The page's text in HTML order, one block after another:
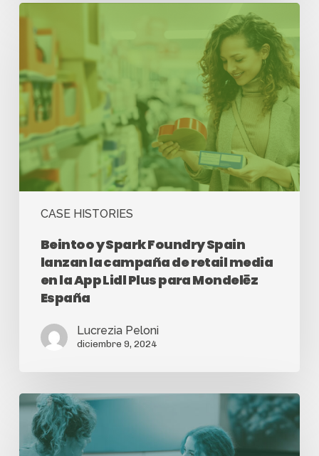
CASE HISTORIES
Beintoo y Spark Foundry Spain
lanzan la campaña de retail media
en la App Lidl Plus para Mondelēz
España
Lucrezia Peloni
diciembre 9, 2024